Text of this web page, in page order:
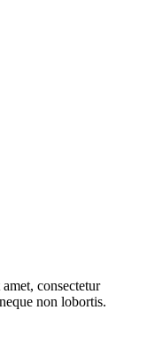
consectetur
non lobortis.